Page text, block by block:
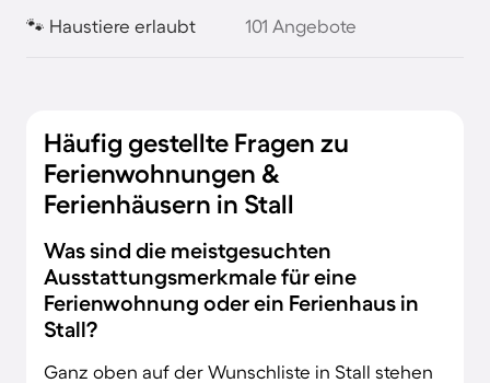
🐾 Haustiere erlaubt 101 Angebote
Häufig gestellte Fragen zu
Ferienwohnungen &
Ferienhäusern in Stall
Was sind die meistgesuchten
Ausstattungsmerkmale für eine
Ferienwohnung oder ein Ferienhaus in
Stall?
Ganz oben auf der Wunschliste in Stall stehen